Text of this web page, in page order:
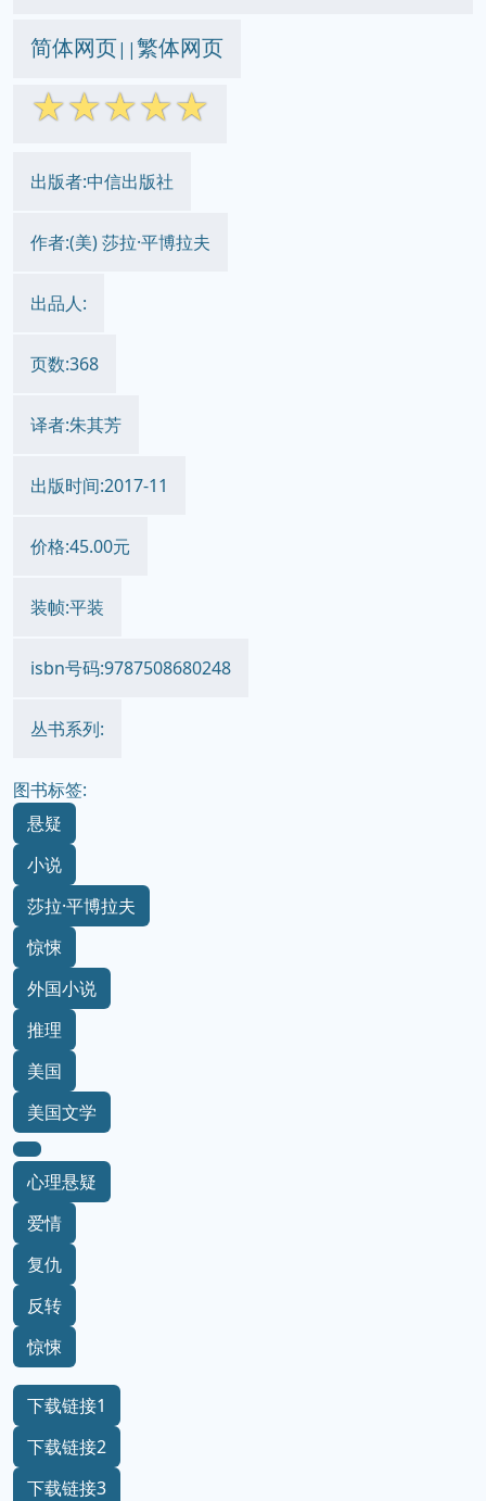
简体网页||繁体网页
☆☆☆☆☆
出版者:中信出版社
作者:(美) 莎拉·平博拉夫
出品人:
页数:368
译者:朱其芳
出版时间:2017-11
价格:45.00元
装帧:平装
isbn号码:9787508680248
丛书系列:
图书标签:
悬疑
小说
莎拉·平博拉夫
惊悚
外国小说
推理
美国
美国文学
心理悬疑
爱情
复仇
反转
惊悚
下载链接1
下载链接2
下载链接3